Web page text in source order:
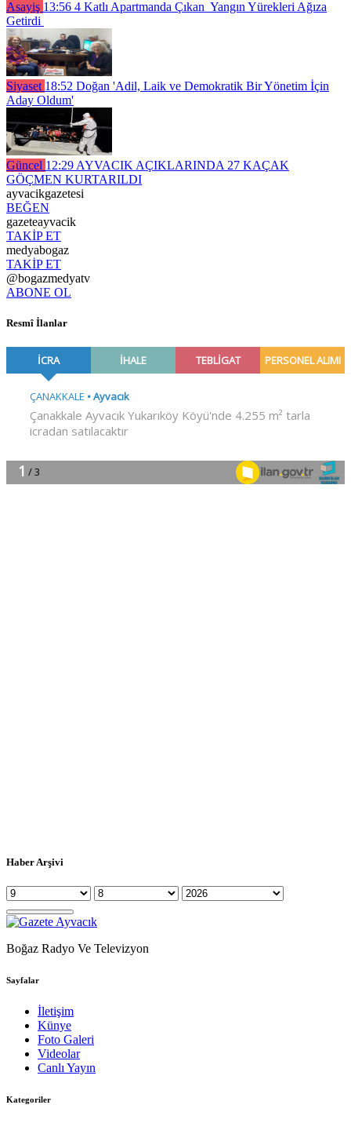
Asayiş 13:56 4 Katlı Apartmanda Çıkan Yangın Yürekleri Ağıza
Getirdi
Siyaset 18:52 Doğan 'Adil, Laik ve Demokratik Bir Yönetim İçin
Aday Oldum'
Güncel 12:29 AYVACIK AÇIKLARINDA 27 KAÇAK
GÖÇMEN KURTARILDI
ayvacikgazetesi
BEĞEN
gazeteayvacik
TAKİP ET
medyabogaz
TAKİP ET
@bogazmedyatv
ABONE OL
Resmî İlanlar
Haber Arşivi
Boğaz Radyo Ve Televizyon
Sayfalar
İletişim
Künye
Foto Galeri
Videolar
Canlı Yayın
Kategoriler